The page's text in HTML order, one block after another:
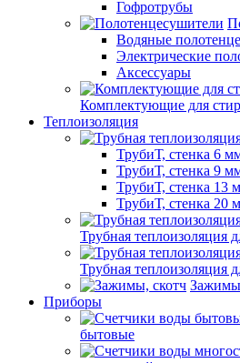
Гофротрубы
Водяные
Электрические
Аксессуары
Комплектующие для
Теплоизоляция
ТрубиТ, стенка 6
ТрубиТ, стенка 9
ТрубиТ, стенка 13
ТрубиТ, стенка 20
Трубная теплоизоляция
Трубная теплоизоляция
Приборы
бытовые